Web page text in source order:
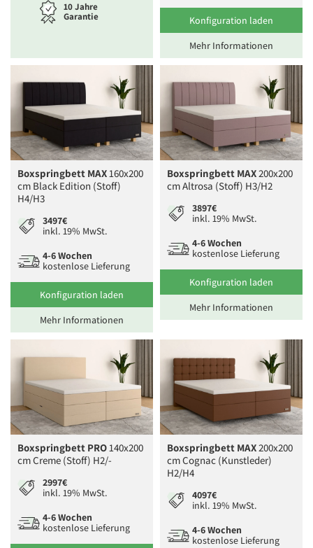
10 Jahre
Garantie
Konfiguration laden
Mehr Informationen
Boxspringbett MAX160x200
cm Black Edition (Stoff)
H4/H3
3497€
inkl. 19% MwSt.
4-6 Wochen
kostenlose Lieferung
Konfiguration laden
Mehr Informationen
Boxspringbett MAX200x200
cm Altrosa (Stoff) H3/H2
3897€
inkl. 19% MwSt.
4-6 Wochen
kostenlose Lieferung
Konfiguration laden
Mehr Informationen
Boxspringbett PRO140x200
cm Creme (Stoff) H2/-
2997€
inkl. 19% MwSt.
4-6 Wochen
kostenlose Lieferung
Boxspringbett MAX200x200
cm Cognac (Kunstleder)
H2/H4
4097€
inkl. 19% MwSt.
4-6 Wochen
kostenlose Lieferung